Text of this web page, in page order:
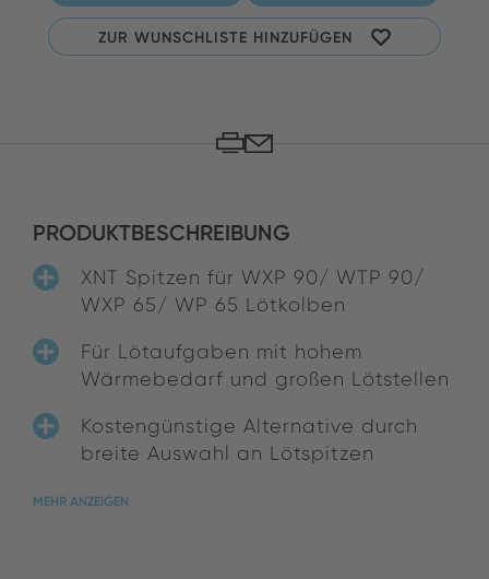
ZUR WUNSCHLISTE HINZUFÜGEN
PRODUKTBESCHREIBUNG
XNT Spitzen für WXP 90/ WTP 90/
WXP 65/ WP 65 Lötkolben
Für Lötaufgaben mit hohem
Wärmebedarf und großen Lötstellen
Kostengünstige Alternative durch
breite Auswahl an Lötspitzen
MEHR ANZEIGEN